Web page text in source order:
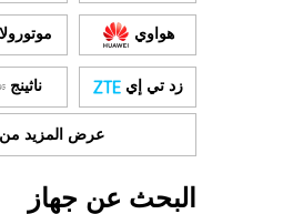
هواوي موتورولا
زد تي إي ناثينج
عرض المزيد من
البحث عن جهاز